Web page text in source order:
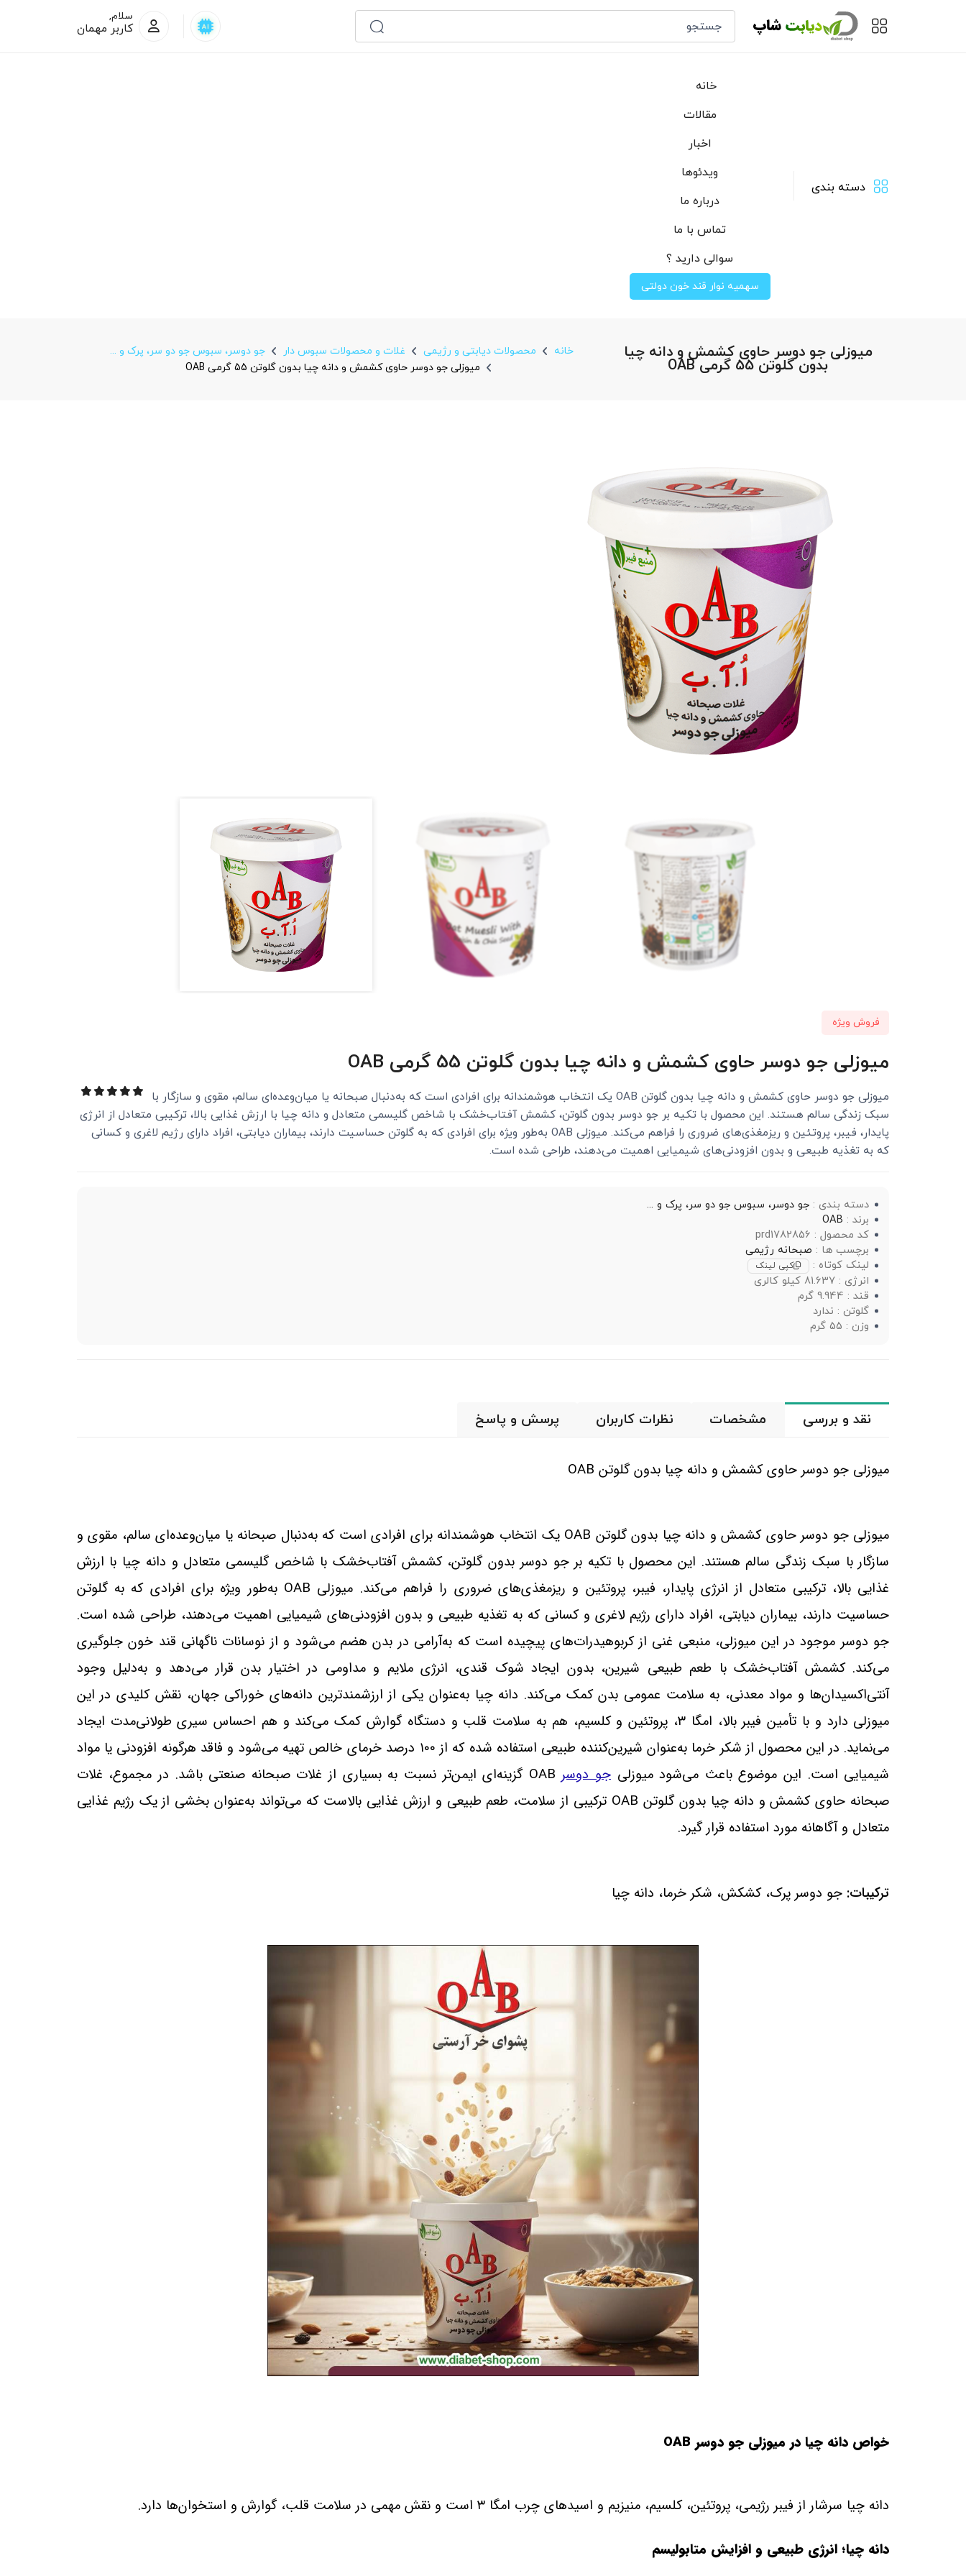
سلام,
کاربر مهمان
دسته بندی
خانه
مقالات
اخبار
ویدئوها
درباره ما
تماس با ما
سوالی دارید ؟
سهمیه نوار قند خون دولتی
میوزلی جو دوسر حاوی کشمش و دانه چیا
بدون گلوتن 55 گرمی OAB
خانه محصولات دیابتی و رژیمی غلات و محصولات سبوس دار
جو دوسر، سبوس جو دو سر، پرک و ...
میوزلی جو دوسر حاوی کشمش و دانه چیا بدون گلوتن 55 گرمی OAB
فروش ویژه
میوزلی جو دوسر حاوی کشمش و دانه چیا بدون گلوتن 55 گرمی OAB
میوزلی جو دوسر حاوی کشمش و دانه چیا بدون گلوتن OAB یک انتخاب هوشمندانه برای افرادی است که به‌دنبال صبحانه یا میان‌وعده‌ای سالم، مقوی و سازگار با
سبک زندگی سالم هستند. این محصول با تکیه بر جو دوسر بدون گلوتن، کشمش آفتاب‌خشک با شاخص گلیسمی متعادل و دانه چیا با ارزش غذایی بالا، ترکیبی متعادل از انرژی
پایدار، فیبر، پروتئین و ریزمغذی‌های ضروری را فراهم می‌کند. میوزلی OAB به‌طور ویژه برای افرادی که به گلوتن حساسیت دارند، بیماران دیابتی، افراد دارای رژیم لاغری و کسانی
که به تغذیه طبیعی و بدون افزودنی‌های شیمیایی اهمیت می‌دهند، طراحی شده است.
دسته بندی : جو دوسر، سبوس جو دو سر، پرک و ...
برند : OAB
کد محصول : prd1782856
برچسب ها : صبحانه رژیمی
لینک کوتاه :
کپی لینک
انرژی : 81.637 کیلو کالری
قند : 9.944 گرم
گلوتن : ندارد
وزن : 55 گرم
نقد و بررسی مشخصات نظرات کاربران پرسش و پاسخ
میوزلی جو دوسر حاوی کشمش و دانه چیا بدون گلوتن OAB
میوزلی جو دوسر حاوی کشمش و دانه چیا بدون گلوتن OABیک انتخاب هوشمندانه برای افرادی است که به‌دنبال صبحانه یا میان‌وعده‌ای سالم، مقوی و
سازگار با سبک زندگی سالم هستند. این محصول با تکیه بر جو دوسر بدون گلوتن، کشمش آفتاب‌خشک با شاخص گلیسمی متعادل و دانه چیا با ارزش
غذایی بالا، ترکیبی متعادل از انرژی پایدار، فیبر، پروتئین و ریزمغذی‌های ضروری را فراهم می‌کند. میوزلی OABبه‌طور ویژه برای افرادی که به گلوتن
حساسیت دارند، بیماران دیابتی، افراد دارای رژیم لاغری و کسانی که به تغذیه طبیعی و بدون افزودنی‌های شیمیایی اهمیت می‌دهند، طراحی شده است.
جو دوسر موجود در این میوزلی، منبعی غنی از کربوهیدرات‌های پیچیده است که به‌آرامی در بدن هضم می‌شود و از نوسانات ناگهانی قند خون جلوگیری
می‌کند. کشمش آفتاب‌خشک با طعم طبیعی شیرین، بدون ایجاد شوک قندی، انرژی ملایم و مداومی در اختیار بدن قرار می‌دهد و به‌دلیل وجود
آنتی‌اکسیدان‌ها و مواد معدنی، به سلامت عمومی بدن کمک می‌کند. دانه چیا به‌عنوان یکی از ارزشمندترین دانه‌های خوراکی جهان، نقش کلیدی در این
میوزلی دارد و با تأمین فیبر بالا، امگا۳، پروتئین و کلسیم، هم به سلامت قلب و دستگاه گوارش کمک می‌کند و هم احساس سیری طولانی‌مدت ایجاد
می‌نماید. در این محصول از شکر خرما به‌عنوان شیرین‌کننده طبیعی استفاده شده که از ۱۰۰ درصد خرمای خالص تهیه می‌شود و فاقد هرگونه افزودنی یا مواد
شیمیایی است. این موضوع باعث می‌شود میوزلیجو دوسرOABگزینه‌ای ایمن‌تر نسبت به بسیاری از غلات صبحانه صنعتی باشد. در مجموع، غلات
صبحانه حاوی کشمش و دانه چیا بدون گلوتن OAB ترکیبی از سلامت، طعم طبیعی و ارزش غذایی بالاست که می‌تواند به‌عنوان بخشی از یک رژیم غذایی
متعادل و آگاهانه مورد استفاده قرار گیرد.
ترکیبات: جو دوسر پرک، کشکش، شکر خرما، دانه چیا
خواص دانه چیا در میوزلی جو دوسر OAB
دانه چیا سرشار از فیبر رژیمی، پروتئین، کلسیم، منیزیم و اسیدهای چرب امگا ۳است و نقش مهمی در سلامت قلب، گوارش و استخوان‌ها دارد.
دانه چیا؛ انرژی طبیعی و افزایش متابولیسم